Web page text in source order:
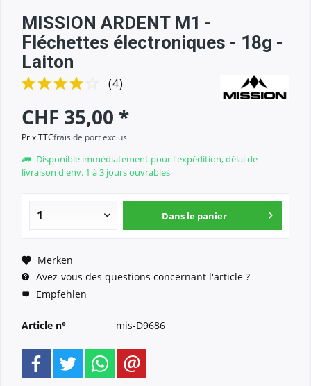
MISSION ARDENT M1 -
Fléchettes électroniques - 18g -
Laiton
(4)
CHF 35,00 *
Prix TTCfrais de port exclus
Disponible immédiatement pour l'expédition, délai de
livraison d'env. 1 à 3 jours ouvrables
Dans le panier
Merken
Avez-vous des questions concernant l'article ?
Empfehlen
Article n° mis-D9686